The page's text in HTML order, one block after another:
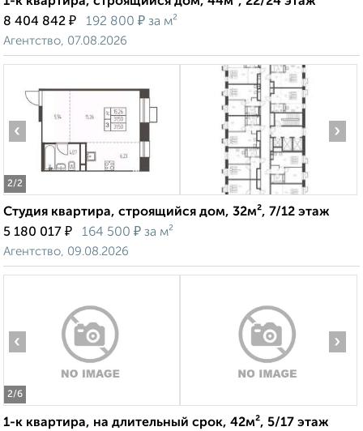
8 404 842 ₽ 192 800 ₽ за м²
Агентство, 07.08.2026
2/2
‹ ›
Студия квартира, строящийся дом, 32м², 7/12 этаж
5 180 017 ₽ 164 500 ₽ за м²
Агентство, 09.08.2026
2/6
‹ ›
1-к квартира, на длительный срок, 42м², 5/17 этаж